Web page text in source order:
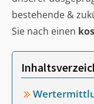
bestehende &
Sie nach einen